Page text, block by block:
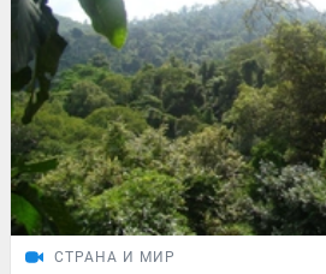
СТРАНА И МИР